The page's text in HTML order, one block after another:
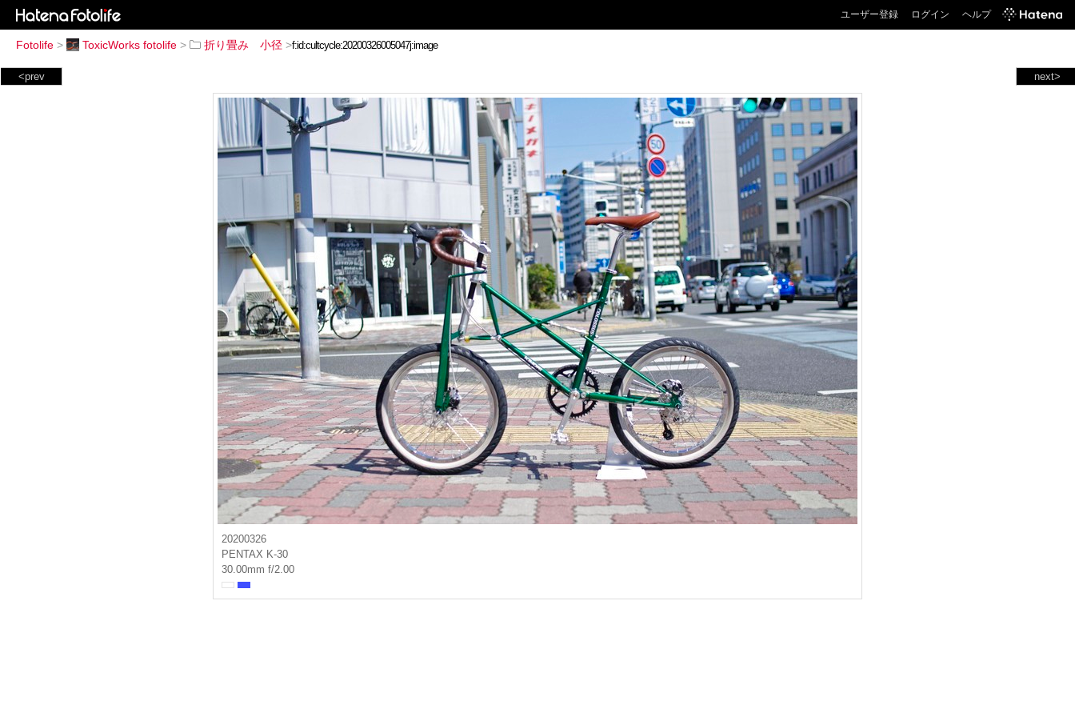
ユーザー登録 ログイン ヘルプ
Fotolife > ToxicWorks fotolife > 折り畳み 小径 >
next>
<prev
20200326
PENTAX K-30
30.00mm f/2.00